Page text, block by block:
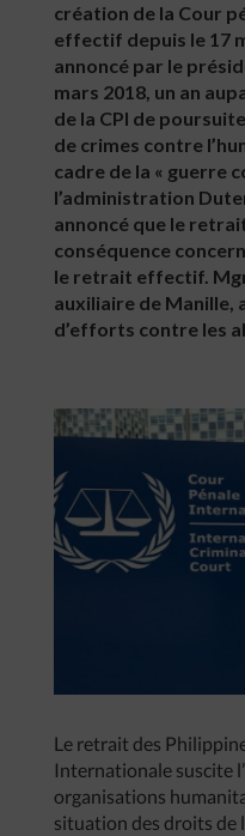
création de la Cour
effectif depuis le 17
annoncé par le
mars 2018, un an
de la CPI de
de crimes contre
cadre de la « guerre
l’administration
annoncé que le
conséquence
le retrait effectif.
auxiliaire de Manille,
d’efforts contre les
Le retrait des
Internationale suscite
organisations
situation des droits de